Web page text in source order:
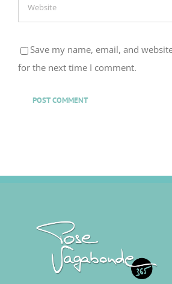
for the next time I comment.